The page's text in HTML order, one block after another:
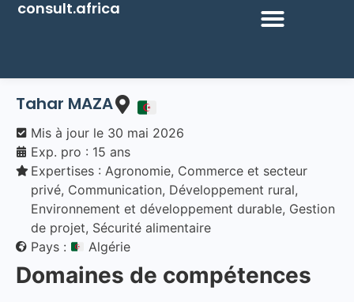
consult.africa
Tahar MAZA
Mis à jour le 30 mai 2026
Exp. pro : 15 ans
Expertises : Agronomie, Commerce et secteur
privé, Communication, Développement rural,
Environnement et développement durable, Gestion
de projet, Sécurité alimentaire
Pays :
Algérie
Domaines de compétences